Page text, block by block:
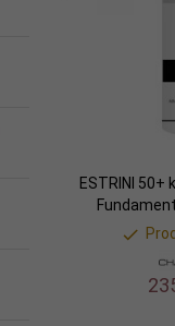
ESTRINI 50+